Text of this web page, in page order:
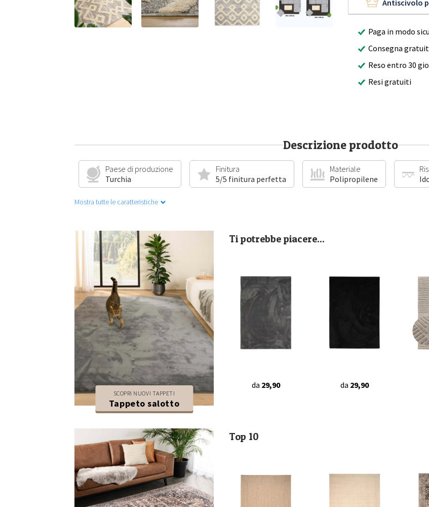
Antiscivolo
Paga in modo
Consegna
Reso entro 30
Resi gratuiti
Descrizione prodotto
Paese di produzione
Turchia
Finitura
5/5 finitura perfetta
Materiale
Polipropilene
Mostra tutte le caratteristiche
SCOPRI NUOVI TAPPETI
Tappeto salotto
Ti potrebbe piacere...
da 29,90 da 29,90
Top 10